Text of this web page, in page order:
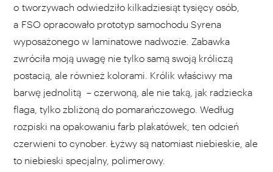
o tworzywach odwiedziło kilkadziesiąt tysięcy osób,
a FSO opracowało prototyp samochodu Syrena
wyposażonego w laminatowe nadwozie. Zabawka
zwróciła moją uwagę nie tylko samą swoją króliczą
postacią, ale również kolorami. Królik właściwy ma
barwę jednolitą – czerwoną, ale nie taką, jak radziecka
flaga, tylko zbliżoną do pomarańczowego. Według
rozpiski na opakowaniu farb plakatówek, ten odcień
czerwieni to cynober. Łyżwy są natomiast niebieskie, ale
to niebieski specjalny, polimerowy.